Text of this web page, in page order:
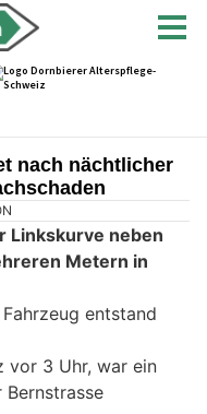
nach nächtlicher
Linkskurve neben
Metern in
entstand
vor 3 Uhr, war ein